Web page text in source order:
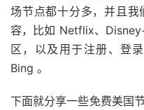
场节点都十分多，并且
容，比如 Netflix、
区，以及用于注册、登
Bing 。
下面就分享一些免费美国